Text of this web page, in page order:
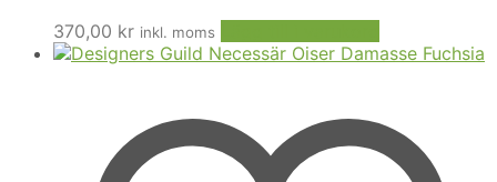
370,00 kr inkl. moms